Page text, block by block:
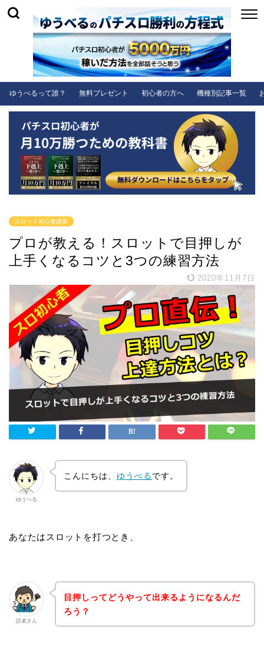
ゆうべるって誰？ 無料プレゼント 初心者の方へ 機種別記事一覧
スロット初心者講座
プロが教える！スロットで目押しが
上手くなるコツと3つの練習方法
2020年11月7日
ゆうべる
こんにちは、 ゆうべるです。
あなたはスロットを打つとき、
読者さん
目押しってどうやって出来るようになるんだ
ろう？